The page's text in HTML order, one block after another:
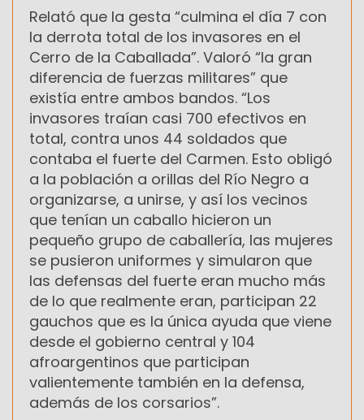
Relató que la gesta “culmina el día 7 con
la derrota total de los invasores en el
Cerro de la Caballada”. Valoró “la gran
diferencia de fuerzas militares” que
existía entre ambos bandos. “Los
invasores traían casi 700 efectivos en
total, contra unos 44 soldados que
contaba el fuerte del Carmen. Esto obligó
a la población a orillas del Río Negro a
organizarse, a unirse, y así los vecinos
que tenían un caballo hicieron un
pequeño grupo de caballería, las mujeres
se pusieron uniformes y simularon que
las defensas del fuerte eran mucho más
de lo que realmente eran, participan 22
gauchos que es la única ayuda que viene
desde el gobierno central y 104
afroargentinos que participan
valientemente también en la defensa,
además de los corsarios”.